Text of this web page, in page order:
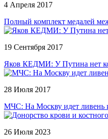
4 Апреля 2017
Полный комплект медалей
19 Сентября 2017
Яков КЕДМИ: У Путина нет
28 Июля 2017
МЧС: На Москву идет ливень
26 Июля 2023